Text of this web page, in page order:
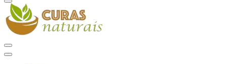
Menu
de
navegação
Menu
de
Menu